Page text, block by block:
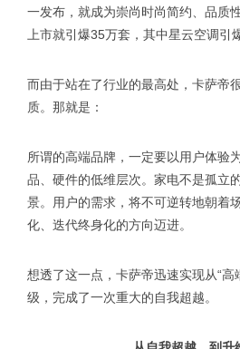
一发布，就成为崇尚时尚简约、品质
上市就引爆35万套，其中星云空调引
而由于站在了行业的最高处，卡萨帝
质。那就是：
所谓的高端品牌，一定要以用户体验
品、硬件的低维层次。家电不是孤立
景。用户的需求，将不可逆转地朝着
化、迭代终身化的方向迈进。
想透了这一点，卡萨帝迅速实现从“高
级，完成了一次重大的自我超越。